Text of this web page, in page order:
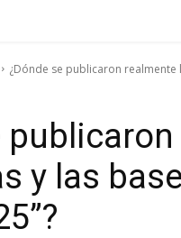
¿Dónde se publicaron realmente
y las